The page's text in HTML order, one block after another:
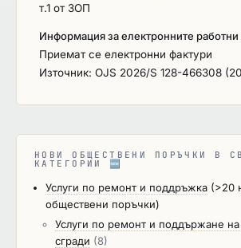
т.1 от ЗОП
Информация за електронните работни
Приемат се електронни фактури
Източник: OJS 2026/S 128-466308
НОВИ ОБЩЕСТВЕНИ ПОРЪЧКИ В
КАТЕГОРИИ 🆕
Услуги по ремонт и поддръжка (>20
обществени поръчки)
Услуги по ремонт и поддържане на
сгради (8)